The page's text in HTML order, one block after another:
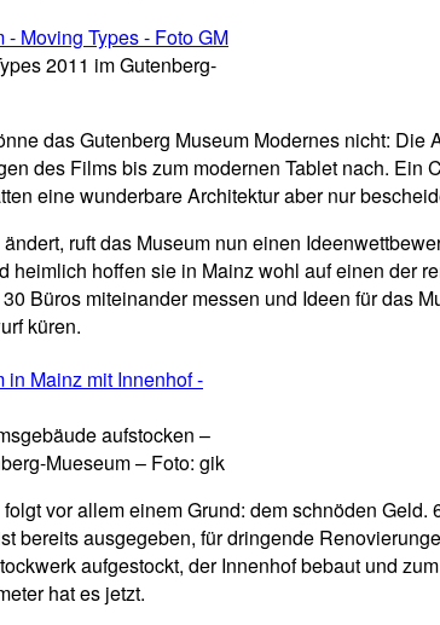
2011 im Gutenberg-
das Gutenberg Museum Modernes nicht:
des Films bis zum modernen Tablet nach.
eine wunderbare Architektur aber nur
ruft das Museum nun einen
heimlich hoffen sie in Mainz wohl auf einen der
Büros miteinander messen und Ideen für das
küren.
aufstocken –
Mueseum – Foto: gik
vor allem einem Grund: dem schnöden
bereits ausgegeben, für dringende
aufgestockt, der Innenhof bebaut und
hat es jetzt.